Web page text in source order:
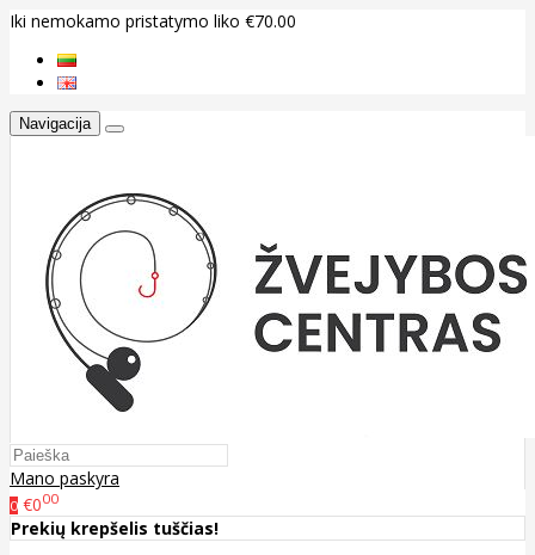
Iki nemokamo pristatymo liko €70.00
Navigacija
Mano paskyra
0 €000
Prekių krepšelis tuščias!